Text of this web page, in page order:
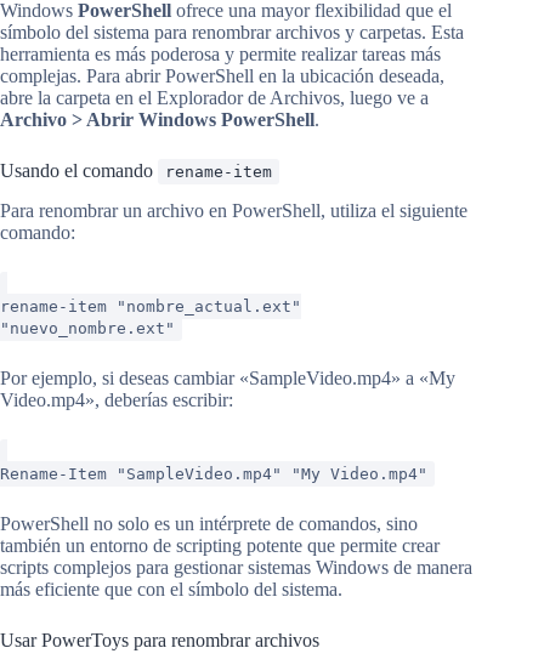
Windows PowerShell ofrece una mayor flexibilidad que el
símbolo del sistema para renombrar archivos y carpetas. Esta
herramienta es más poderosa y permite realizar tareas más
complejas. Para abrir PowerShell en la ubicación deseada,
abre la carpeta en el Explorador de Archivos, luego ve a
Archivo > Abrir Windows PowerShell.
Usando el comando rename-item
Para renombrar un archivo en PowerShell, utiliza el siguiente
comando:
rename-item "nombre_actual.ext"
"nuevo_nombre.ext"
Por ejemplo, si deseas cambiar «SampleVideo.mp4» a «My
Video.mp4», deberías escribir:
Rename-Item "SampleVideo.mp4" "My Video.mp4"
PowerShell no solo es un intérprete de comandos, sino
también un entorno de scripting potente que permite crear
scripts complejos para gestionar sistemas Windows de manera
más eficiente que con el símbolo del sistema.
Usar PowerToys para renombrar archivos